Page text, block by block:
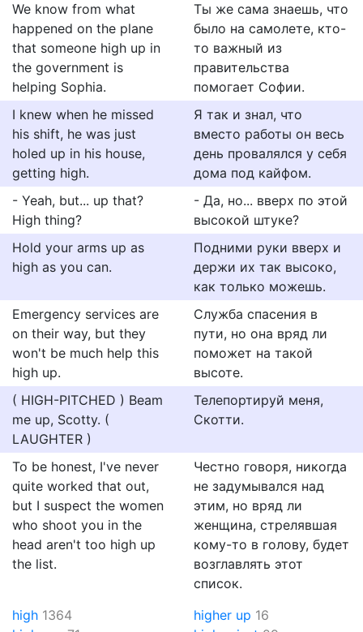
We know from what
happened on the plane
that someone high up in
the government is
helping Sophia.
Ты же сама знаешь, что
было на самолете, кто-
то важный из
правительства
помогает Софии.
I knew when he missed
his shift, he was just
holed up in his house,
getting high.
Я так и знал, что
вместо работы он весь
день провалялся у себя
дома под кайфом.
- Yeah, but... up that?
High thing?
- Да, но... вверх по этой
высокой штуке?
Hold your arms up as
high as you can.
Подними руки вверх и
держи их так высоко,
как только можешь.
Emergency services are
on their way, but they
won't be much help this
high up.
Служба спасения в
пути, но она вряд ли
поможет на такой
высоте.
( HIGH-PITCHED ) Beam
me up, Scotty. (
LAUGHTER )
Телепортируй меня,
Скотти.
To be honest, I've never
quite worked that out,
but I suspect the women
who shoot you in the
head aren't too high up
the list.
Честно говоря, никогда
не задумывался над
этим, но вряд ли
женщина, стрелявшая
кому-то в голову, будет
возглавлять этот
список.
high 1364
higher up 16